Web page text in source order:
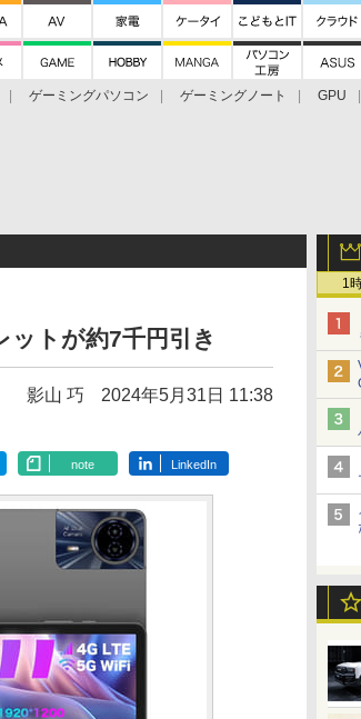
ゲーミングパソコン ゲーミングノート
GPU
1
トが約7千円引き
影山 巧 2024年5月31日 11:38
note LinkedIn